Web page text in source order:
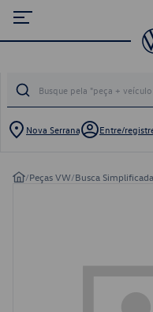
Nova Serrana Entre/
/Peças VW/Busca Simplificada